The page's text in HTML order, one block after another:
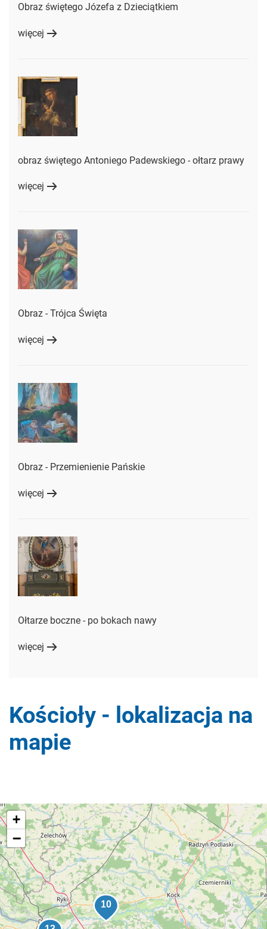
Obraz świętego Józefa z Dzieciątkiem
więcej
obraz świętego Antoniego Padewskiego - ołtarz prawy
więcej
Obraz - Trójca Święta
więcej
Obraz - Przemienienie Pańskie
więcej
Ołtarze boczne - po bokach nawy
więcej
Kościoły - lokalizacja na
mapie
+
−